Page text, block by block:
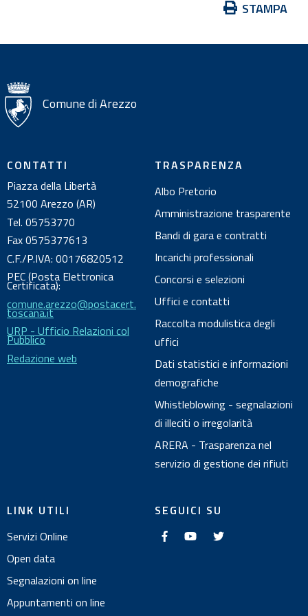
i
n
i
s
d
o
c
u
m
e
n
t
o
STAMPA
Comune di Arezzo
CONTATTI
Piazza della Libertà
52100 Arezzo (AR)
Tel. 05753770
Fax 0575377613
C.F./P.IVA: 00176820512
PEC (Posta Elettronica
Certificata):
comune.arezzo@postacert.
toscana.it
URP - Ufficio Relazioni col
Pubblico
Redazione web
TRASPARENZA
Albo Pretorio
Amministrazione trasparente
Bandi di gara e contratti
Incarichi professionali
Concorsi e selezioni
Uffici e contatti
Raccolta modulistica degli
uffici
Dati statistici e informazioni
demografiche
Whistleblowing - segnalazioni
di illeciti o irregolarità
ARERA - Trasparenza nel
servizio di gestione dei rifiuti
LINK UTILI
Servizi Online
Open data
Segnalazioni on line
Appuntamenti on line
SEGUICI SU
t
w